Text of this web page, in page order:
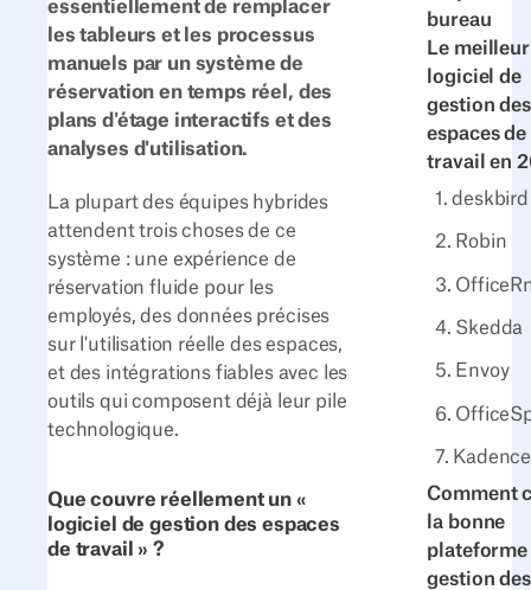
bureau
Le meilleur
logiciel de
gestion des
espaces de
travail en
1. deskbird
2. Robin
3.
4. Skedda
5. Envoy
6.
7. Kadence
Comment
la bonne
plateforme
gestion des
essentiellement de remplacer
les tableurs et les processus
manuels par un système de
réservation en temps réel, des
plans d'étage interactifs et des
analyses d'utilisation.
La plupart des équipes hybrides
attendent trois choses de ce
système : une expérience de
réservation fluide pour les
employés, des données précises
sur l'utilisation réelle des espaces,
et des intégrations fiables avec les
outils qui composent déjà leur pile
technologique.
Que couvre réellement un «
logiciel de gestion des espaces
de travail » ?